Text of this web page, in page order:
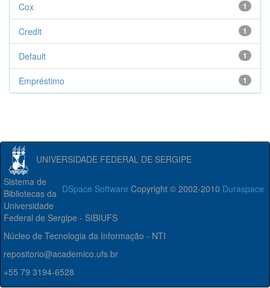
1
Cox
1
Credit
1
Default
1
Empréstimo
UNIVERSIDADE FEDERAL DE SERGIPE
DSpace Software Copyright © 2002-2010 Duraspace
Sistema de
Bibliotecas da
Universidade
Federal de Sergipe - SIBIUFS
Núcleo de Tecnologia da Informação - NTI
repositorio@academico.ufs.br
+55 79 3194-6528